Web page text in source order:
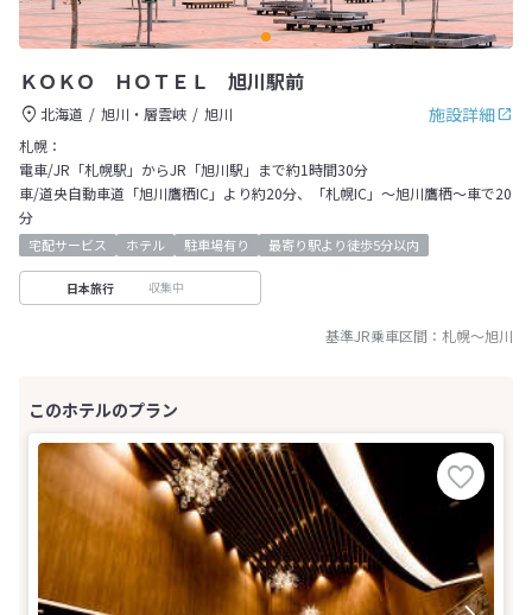
ＫＯＫＯ ＨＯＴＥＬ 旭川駅前
施設詳細
北海道 旭川・層雲峡
旭川
札幌：
電車/JR「札幌駅」からJR「旭川駅」まで約1時間30分
車/道央自動車道「旭川鷹栖IC」より約20分、「札幌IC」～旭川鷹栖～車で20
分
宅配サービス ホテル 駐車場有り 最寄り駅より徒歩5分以内
日本旅行 収集中
基準JR乗車区間： 札幌～旭川